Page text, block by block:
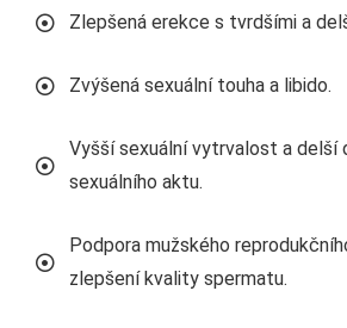
Zlepšená erekce s tvrdšími a
Zvýšená sexuální touha a libido.
Vyšší sexuální vytrvalost a delší
sexuálního aktu.
Podpora mužského
zlepšení kvality spermatu.